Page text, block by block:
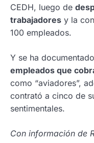
CEDH, luego de
trabajadores y la
100 empleados.
Y se ha
empleados que
como “aviadores”,
contrató a cinco de
sentimentales.
Con información de